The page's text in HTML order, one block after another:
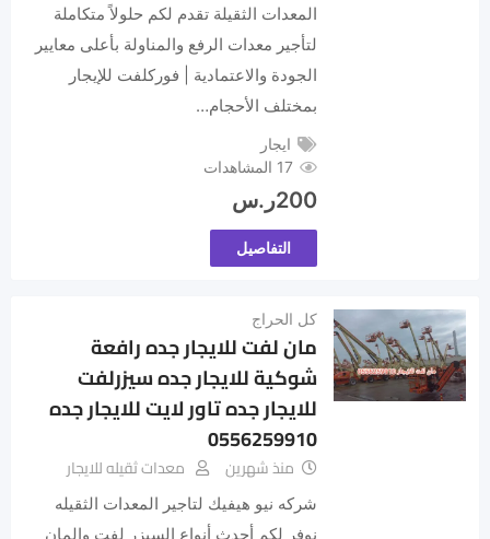
المعدات الثقيلة تقدم لكم حلولاً متكاملة
لتأجير معدات الرفع والمناولة بأعلى معايير
الجودة والاعتمادية | فوركلفت للإيجار
بمختلف الأحجام…
ايجار
17 المشاهدات
200ر.س
التفاصيل
كل الحراج
مان لفت للايجار جده رافعة
شوكية للايجار جده سيزرلفت
للايجار جده تاور لايت للايجار جده
0556259910
منذ شهرين معدات ثقيله للايجار
شركه نيو هيفيك لتاجير المعدات الثقيله
نوفر لكم أحدث أنواع السيزر لفت والمان